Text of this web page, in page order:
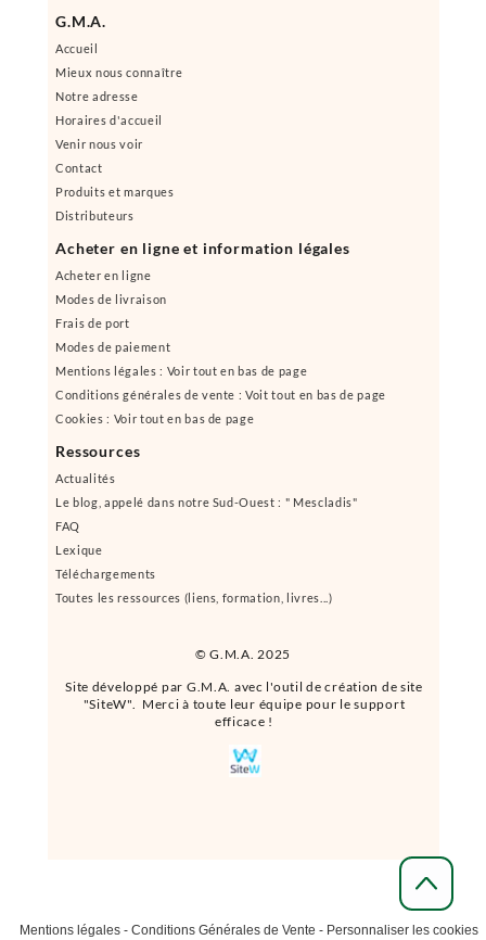
© G.M.A. 2025
Site développé par G.M.A. avec l'outil de création de site
"SiteW". Merci à toute leur équipe pour le support
efficace !
G.M.A.
Accueil
Mieux nous connaître
Notre adresse
Horaires d'accueil
Venir nous voir
Contact
Produits et marques
Distributeurs
Acheter en ligne et information légales
Acheter en ligne
Modes de livraison
Frais de port
Modes de paiement
Mentions légales : Voir tout en bas de page
Conditions générales de vente : Voit tout en bas de page
Cookies : Voir tout en bas de page
Ressources
Actualités
Le blog, appelé dans notre Sud-Ouest : " Mescladis"
FAQ
Lexique
Téléchargements
Toutes les ressources (liens, formation, livres...)
Mentions légales- Conditions Générales de Vente - Personnaliser les cookies